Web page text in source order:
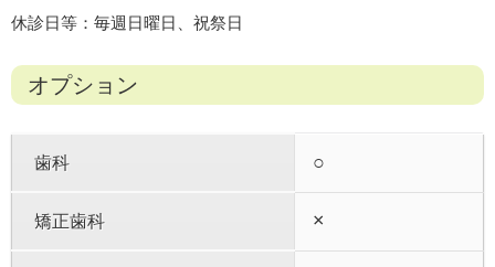
休診日等：毎週日曜日、祝祭日
オプション
歯科 ○
矯正歯科 ×